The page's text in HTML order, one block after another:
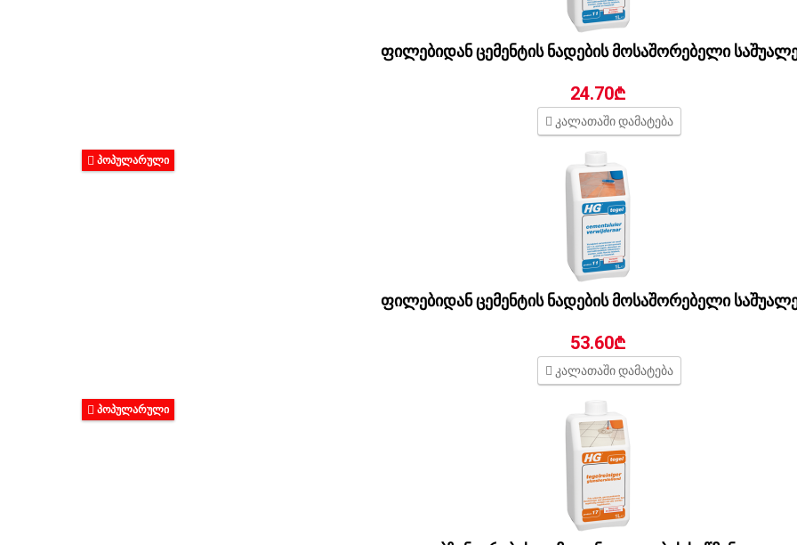
ფილებიდან ცემენტის ნადების მოსაშორებელი
24.70₾
კალათაში დამატება
ᲞᲝᲞᲣᲚᲐᲠᲣᲚᲘ
ფილებიდან ცემენტის ნადების მოსაშორებელი
53.60₾
კალათაში დამატება
ᲞᲝᲞᲣᲚᲐᲠᲣᲚᲘ